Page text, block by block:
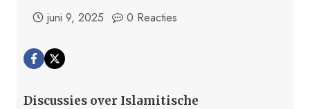
juni 9, 2025 0 Reacties
Discussies over Islamitische